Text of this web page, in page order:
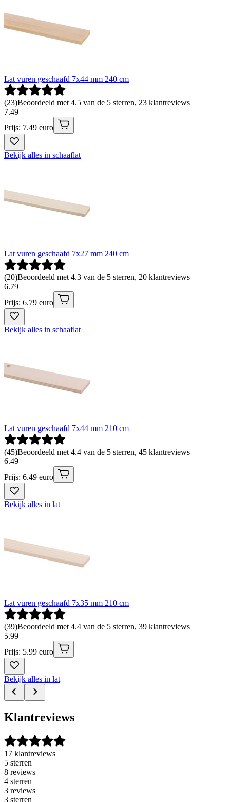
Lat vuren geschaafd 7x44 mm 240 cm
(23)Beoordeeld met 4.5 van de 5 sterren, 23 klantreviews
7.49
Prijs: 7.49 euro
Bekijk alles in schaaflat
Lat vuren geschaafd 7x27 mm 240 cm
(20)Beoordeeld met 4.3 van de 5 sterren, 20 klantreviews
6.79
Prijs: 6.79 euro
Bekijk alles in schaaflat
Lat vuren geschaafd 7x44 mm 210 cm
(45)Beoordeeld met 4.4 van de 5 sterren, 45 klantreviews
6.49
Prijs: 6.49 euro
Bekijk alles in lat
Lat vuren geschaafd 7x35 mm 210 cm
(39)Beoordeeld met 4.4 van de 5 sterren, 39 klantreviews
5.99
Prijs: 5.99 euro
Bekijk alles in lat
Klantreviews
17 klantreviews
5 sterren
8 reviews
4 sterren
3 reviews
3 sterren